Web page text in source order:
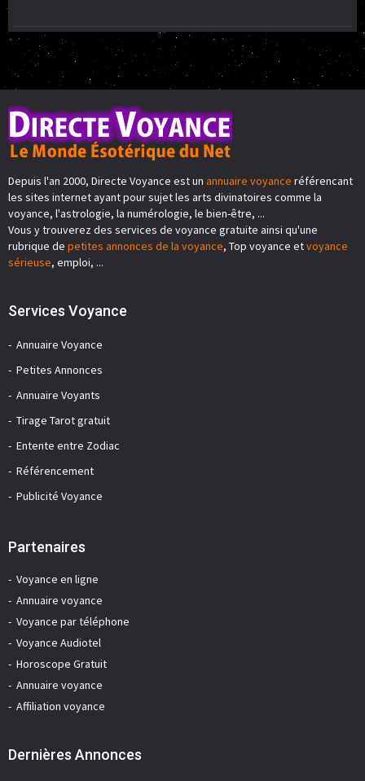
Depuis l'an 2000, Directe Voyance est un annuaire voyance référencant
les sites internet ayant pour sujet les arts divinatoires comme la
voyance, l'astrologie, la numérologie, le bien-être, ...
Vous y trouverez des services de voyance gratuite ainsi qu'une
rubrique de petites annonces de la voyance, Top voyance etvoyance
sérieuse, emploi, ...
Services Voyance
Annuaire Voyance
Petites Annonces
Annuaire Voyants
Tirage Tarot gratuit
Entente entre Zodiac
Référencement
Publicité Voyance
Partenaires
Voyance en ligne
Annuaire voyance
Voyance par téléphone
Voyance Audiotel
Horoscope Gratuit
Annuaire voyance
Affiliation voyance
Dernières Annonces